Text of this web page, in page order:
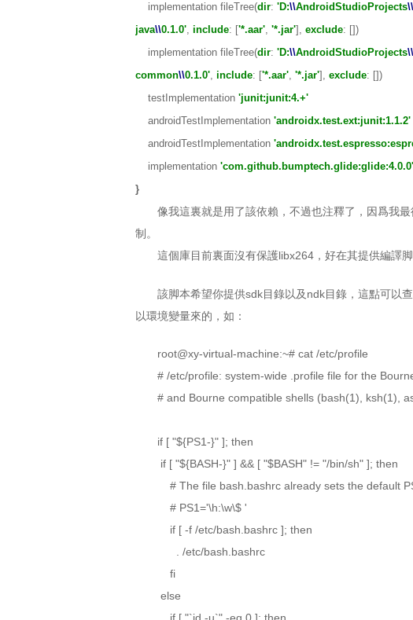
implementation fileTree(dir: 'D:\\AndroidStudioProjects\\
java\\0.1.0', include: ['*.aar', '*.jar'], exclude: [])
implementation fileTree(dir: 'D:\\AndroidStudioProjects\\
common\\0.1.0', include: ['*.aar', '*.jar'], exclude: [])
testImplementation 'junit:junit:4.+'
androidTestImplementation 'androidx.test.ext:junit:1.1.2'
androidTestImplementation
implementation 'com.github.bumptech.glide:glide:4.0.0'
}
像我這裏就是用了該依賴，不過也注釋了，因爲我
制。
這個庫目前裏面沒有保護libx264，好在其提供編譯
該脚本希望你提供sdk目錄以及ndk目錄，這點可以
以環境變量來的，如：
root@xy-virtual-machine:~# cat /etc/profile
# /etc/profile: system-wide .profile file for the
# and Bourne compatible shells (bash(1), ksh(1),
if [ "${PS1-}" ]; then
if [ "${BASH-}" ] && [ "$BASH" != "/bin/sh" ]; then
# The file bash.bashrc already sets the default
# PS1='\h:\w\$ '
if [ -f /etc/bash.bashrc ]; then
. /etc/bash.bashrc
fi
else